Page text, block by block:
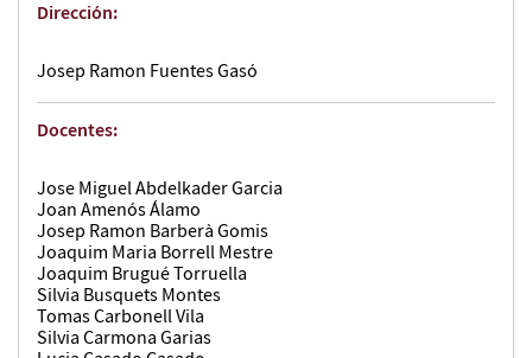
Dirección:
Josep Ramon Fuentes Gasó
Docentes:
Jose Miguel Abdelkader Garcia
Joan Amenós Álamo
Josep Ramon Barberà Gomis
Joaquim Maria Borrell Mestre
Joaquim Brugué Torruella
Silvia Busquets Montes
Tomas Carbonell Vila
Silvia Carmona Garias